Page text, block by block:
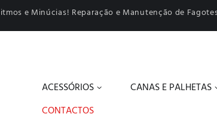
e Minúcias! Reparação e Manutenção de
ACESSÓRIOS CANAS E PALHETAS
CONTACTOS